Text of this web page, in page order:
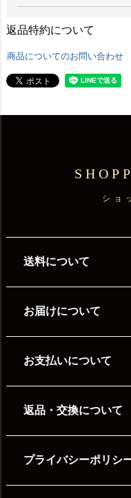
返品特約について
商品についてのお問い合わせ
ショ
送料について
お届けについて
お支払いについて
返品・交換について
プライバシーポリシ